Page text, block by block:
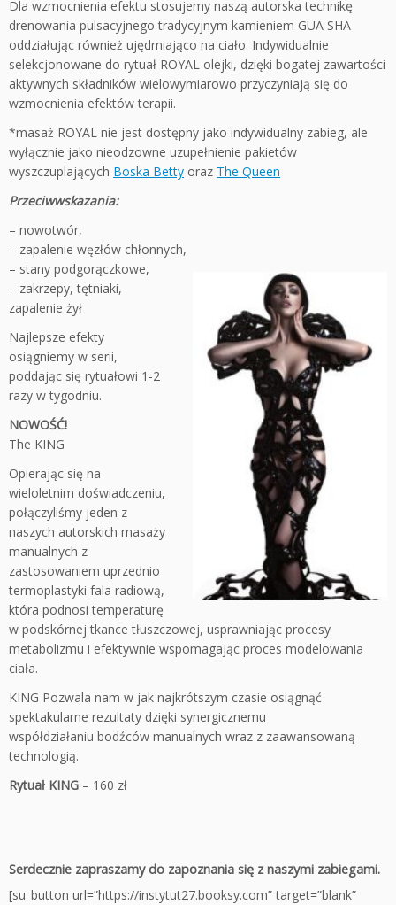
Dla wzmocnienia efektu stosujemy naszą autorska technikę
drenowania pulsacyjnego tradycyjnym kamieniem GUA SHA
oddziałując również ujędrniająco na ciało. Indywidualnie
selekcjonowane do rytuał ROYAL olejki, dzięki bogatej zawartości
aktywnych składników wielowymiarowo przyczyniają się do
wzmocnienia efektów terapii.
*masaż ROYAL nie jest dostępny jako indywidualny zabieg, ale
wyłącznie jako nieodzowne uzupełnienie pakietów
wyszczuplających Boska Betty oraz The Queen
Przeciwwskazania:
– nowotwór,
– zapalenie węzłów chłonnych,
– stany podgorączkowe,
– zakrzepy, tętniaki,
zapalenie żył
Najlepsze efekty
osiągniemy w serii,
poddając się rytuałowi 1-2
razy w tygodniu.
NOWOŚĆ!
The KING
Opierając się na
wieloletnim doświadczeniu,
połączyliśmy jeden z
naszych autorskich masaży
manualnych z
zastosowaniem uprzednio
termoplastyki fala radiową,
która podnosi temperaturę
w podskórnej tkance tłuszczowej, usprawniając procesy
metabolizmu i efektywnie wspomagając proces modelowania
ciała.
KING Pozwala nam w jak najkrótszym czasie osiągnąć
spektakularne rezultaty dzięki synergicznemu
współdziałaniu bodźców manualnych wraz z zaawansowaną
technologią.
Rytuał KING – 160 zł
Serdecznie zapraszamy do zapoznania się z naszymi zabiegami.
[su_button url=”https://instytut27.booksy.com” target=”blank”